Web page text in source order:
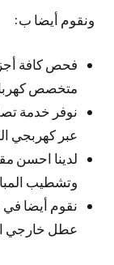
ونقوم أيضا ب:
فحص كافة
متخصص
نوفر خدمة
عبر كهربجي
لدينا احسن
وتشطيب
نقوم أيضا
عطل خارجي